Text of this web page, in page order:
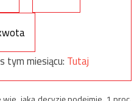
tym miesiącu: Tutaj